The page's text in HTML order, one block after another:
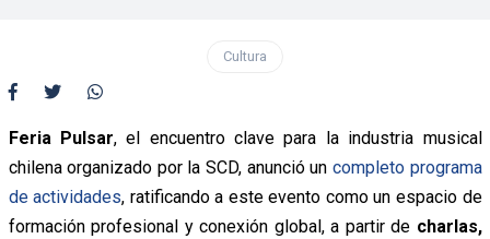
Cultura
Feria Pulsar, el encuentro clave para la industria musical
chilena organizado por la SCD, anunció un completo programa
de actividades, ratificando a este evento como un espacio de
formación profesional y conexión global, a partir de charlas,